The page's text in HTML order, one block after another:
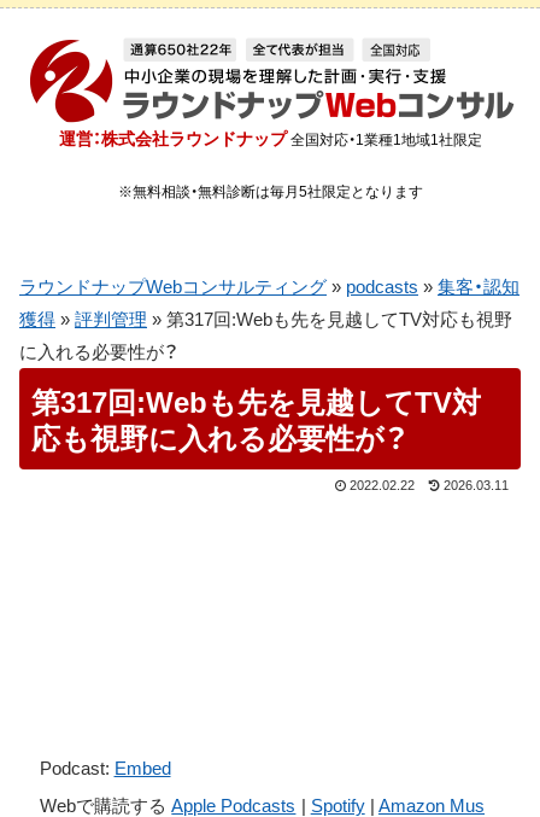
運営：株式会社ラウンドナップ 全国対応・1業種1地域1社限定
※無料相談・無料診断は毎月5社限定となります
ラウンドナップWebコンサルティング » podcasts » 集客・認知
獲得 » 評判管理 » 第317回:Webも先を見越してTV対応も視野
に入れる必要性が？
第317回:Webも先を見越してTV対
応も視野に入れる必要性が？
2022.02.22 2026.03.11
Podcast: Embed
Webで購読するApple Podcasts | Spotify| Amazon Mus